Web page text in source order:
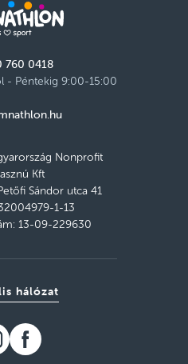
760 0418
- Péntekig 9:00-15:00
Nonprofit
Kft
Sándor utca 41
1-13
13-09-229630
hálózat